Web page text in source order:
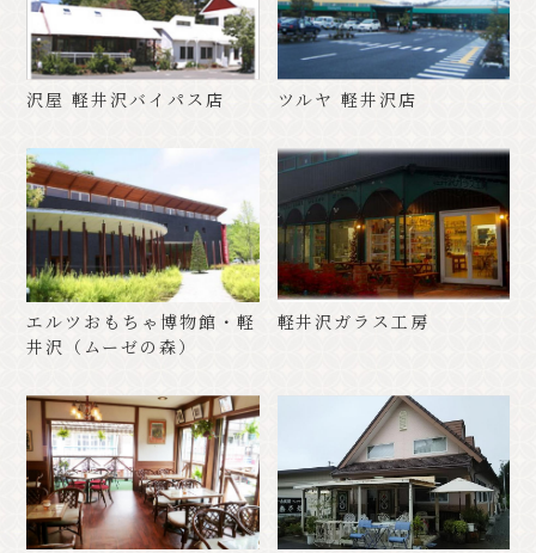
沢屋 軽井沢バイパス店 ツルヤ 軽井沢店
エルツおもちゃ博物館・軽
井沢（ムーゼの森）
軽井沢ガラス工房